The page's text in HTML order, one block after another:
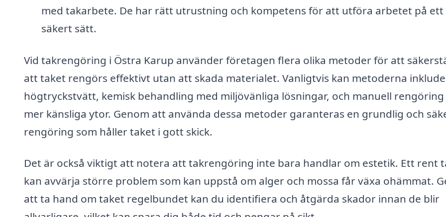
med takarbete. De har rätt utrustning och kompetens för att utföra arbetet på ett
säkert sätt.
Vid takrengöring i Östra Karup använder företagen flera olika metoder för att
att taket rengörs effektivt utan att skada materialet. Vanligtvis kan metoderna
högtryckstvätt, kemisk behandling med miljövänliga lösningar, och manuell
mer känsliga ytor. Genom att använda dessa metoder garanteras en grundlig och
rengöring som håller taket i gott skick.
Det är också viktigt att notera att takrengöring inte bara handlar om estetik. Ett rent
kan avvärja större problem som kan uppstå om alger och mossa får växa ohämmat.
att ta hand om taket regelbundet kan du identifiera och åtgärda skador innan de blir